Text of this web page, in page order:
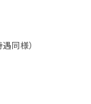
同様）